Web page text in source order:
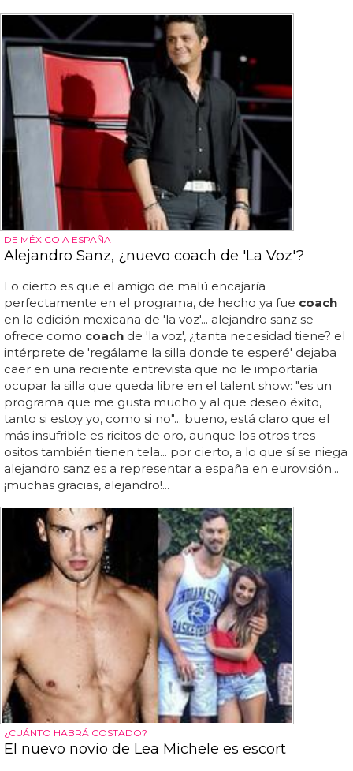
DE MÉXICO A ESPAÑA
Alejandro Sanz, ¿nuevo coach de 'La Voz'?
Lo cierto es que el amigo de malú encajaría
perfectamente en el programa, de hecho ya fue coach
en la edición mexicana de 'la voz'... alejandro sanz se
ofrece como coach de 'la voz', ¿tanta necesidad tiene? el
intérprete de 'regálame la silla donde te esperé' dejaba
caer en una reciente entrevista que no le importaría
ocupar la silla que queda libre en el talent show: "es un
programa que me gusta mucho y al que deseo éxito,
tanto si estoy yo, como si no"... bueno, está claro que el
más insufrible es ricitos de oro, aunque los otros tres
ositos también tienen tela... por cierto, a lo que sí se niega
alejandro sanz es a representar a españa en eurovisión...
¡muchas gracias, alejandro!...
¿CUÁNTO HABRÁ COSTADO?
El nuevo novio de Lea Michele es escort